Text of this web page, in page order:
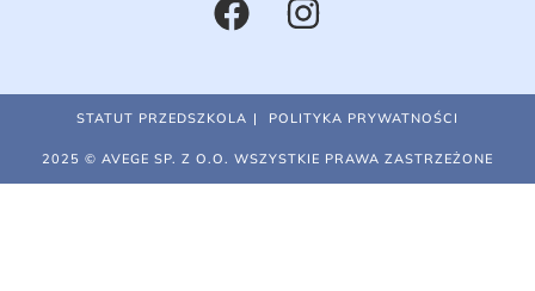
STATUT PRZEDSZKOLA POLITYKA PRYWATNOŚCI
2025 © AVEGE SP. Z O.O. WSZYSTKIE PRAWA ZASTRZEŻONE